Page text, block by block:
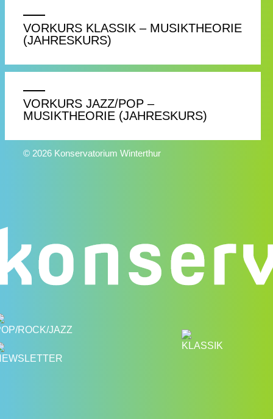
VORKURS KLASSIK – MUSIKTHEORIE
(JAHRESKURS)
VORKURS JAZZ/POP –
MUSIKTHEORIE (JAHRESKURS)
© 2026 Konservatorium Winterthur